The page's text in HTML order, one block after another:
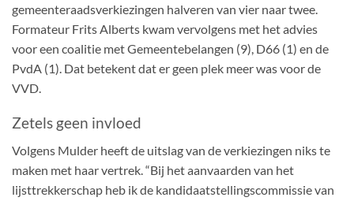
gemeenteraadsverkiezingen halveren van vier naar twee.
Formateur Frits Alberts kwam vervolgens met het advies
voor een coalitie met Gemeentebelangen (9), D66 (1) en de
PvdA (1). Dat betekent dat er geen plek meer was voor de
VVD.
Zetels geen invloed
Volgens Mulder heeft de uitslag van de verkiezingen niks te
maken met haar vertrek. “Bij het aanvaarden van het
lijsttrekkerschap heb ik de kandidaatstellingscommissie van